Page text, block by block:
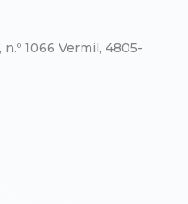
1066 Vermil, 4805-